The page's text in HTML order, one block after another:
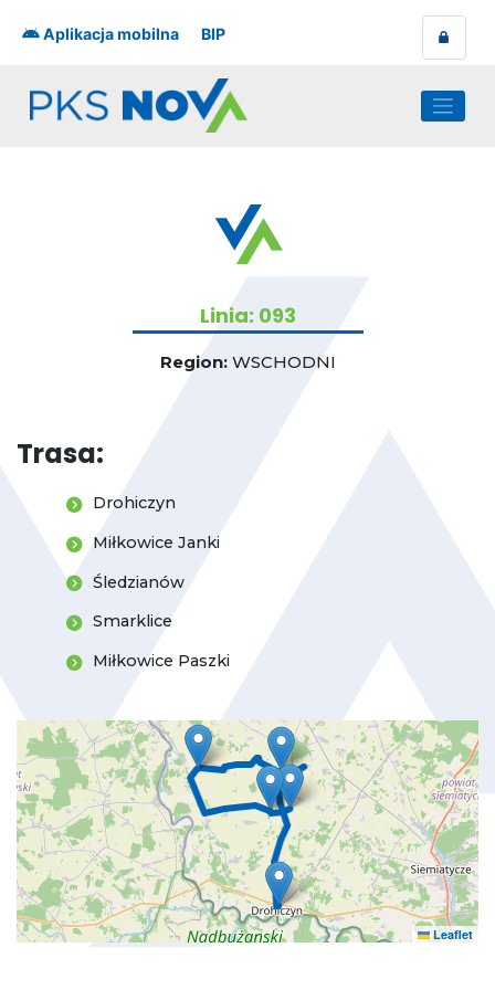
Aplikacja mobilna BIP
Linia: 093
Region:WSCHODNI
Trasa:
Drohiczyn
Miłkowice Janki
Śledzianów
Smarklice
Miłkowice Paszki
Leaflet